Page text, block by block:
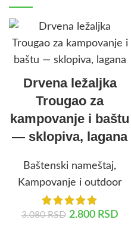
Drvena ležaljka
Trougao za
kampovanje i baštu
— sklopiva, lagana
Baštenski nameštaj,
Kampovanje i outdoor
3.080RSD 2.800 RSD